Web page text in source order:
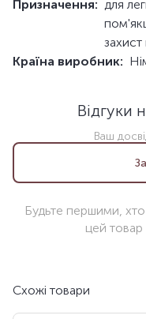
Призначення: для
Країна виробник:
Відгуки
Ваш
Будьте першими,
цей
Схожі товари